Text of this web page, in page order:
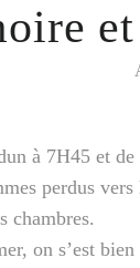
à 7H45 et
perdus
chambres.
on s’est bien